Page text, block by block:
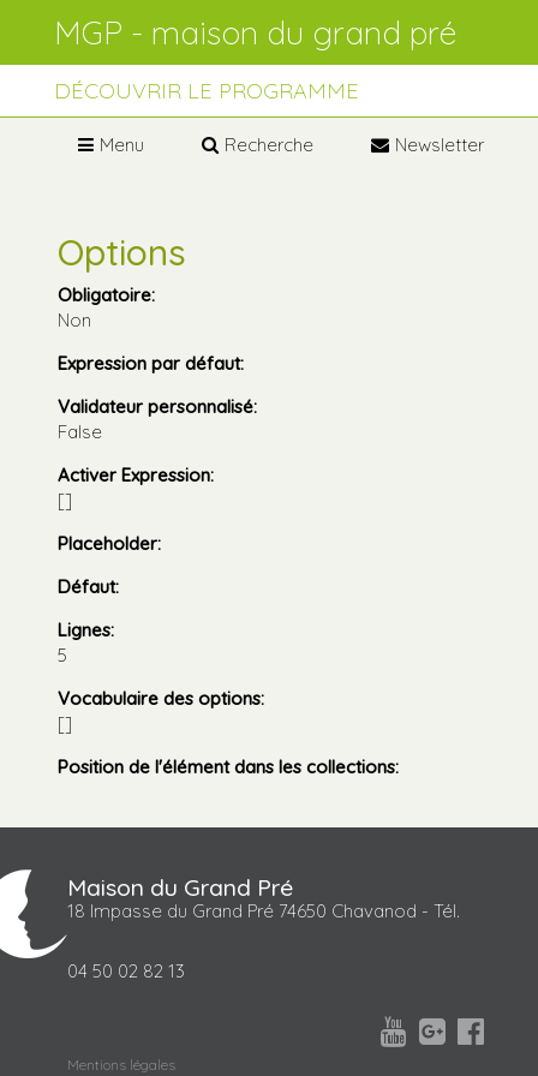
Aller
navigation
personnels
DÉCOUVRIR LE PROGRAMME
Menu Recherche Newsletter
Options
Obligatoire:
Non
Expression par défaut:
Validateur personnalisé:
False
Activer Expression:
[]
Placeholder:
Défaut:
Lignes:
5
Vocabulaire des options:
[]
Position de l'élément dans les collections:
Maison du Grand Pré
18 Impasse du Grand Pré 74650 Chavanod - Tél.
04 50 02 82 13



Mentions légales